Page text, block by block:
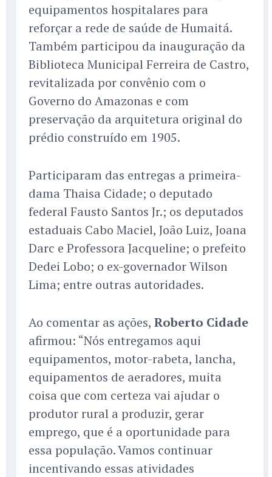
equipamentos hospitalares para
reforçar a rede de saúde de Humaitá.
Também participou da inauguração da
Biblioteca Municipal Ferreira de Castro,
revitalizada por convênio com o
Governo do Amazonas e com
preservação da arquitetura original do
prédio construído em 1905.
Participaram das entregas a primeira-
dama Thaisa Cidade; o deputado
federal Fausto Santos Jr.; os deputados
estaduais Cabo Maciel, João Luiz, Joana
Darc e Professora Jacqueline; o prefeito
Dedei Lobo; o ex-governador Wilson
Lima; entre outras autoridades.
Ao comentar as ações, Roberto Cidade
afirmou: “Nós entregamos aqui
equipamentos, motor-rabeta, lancha,
equipamentos de aeradores, muita
coisa que com certeza vai ajudar o
produtor rural a produzir, gerar
emprego, que é a oportunidade para
essa população. Vamos continuar
incentivando essas atividades